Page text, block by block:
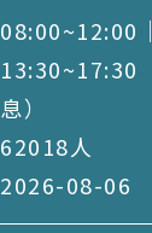
08:00~12:00｜
13:30~17:30
息）
62018人
2026-08-06